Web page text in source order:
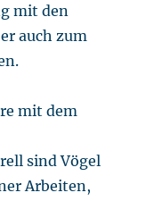
mit den
auch zum
mit dem
sind Vögel
Arbeiten,